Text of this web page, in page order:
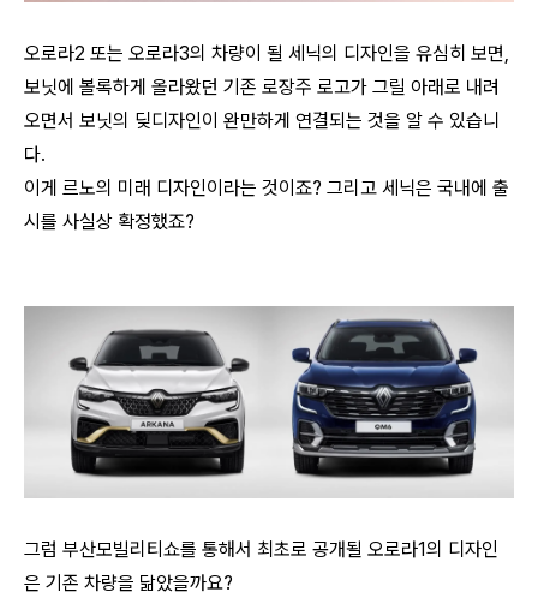
오로라2 또는 오로라3의 차량이 될 세닉의 디자인을 유심히 보면,
보닛에 볼록하게 올라왔던 기존 로장주 로고가 그릴 아래로 내려
오면서 보닛의 딪디자인이 완만하게 연결되는 것을 알 수 있습니
다.
이게 르노의 미래 디자인이라는 것이죠? 그리고 세닉은 국내에 출
시를 사실상 확정했죠?
그럼 부산모빌리티쇼를 통해서 최초로 공개될 오로라1의 디자인
은 기존 차량을 닮았을까요?